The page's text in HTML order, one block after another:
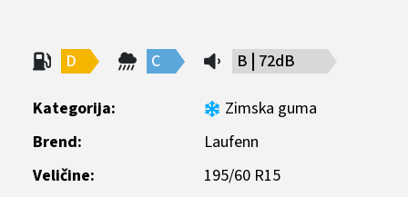
D C B 72dB
Kategorija:
Zimska guma
Brend:
Laufenn
Veličine:
195/60 R15